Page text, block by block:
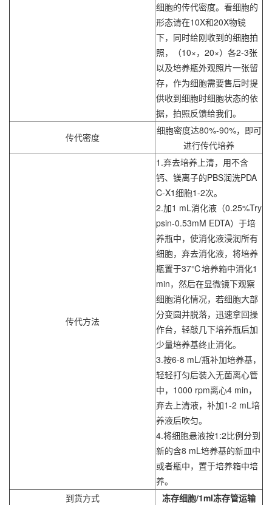
细胞的传代密度。看细胞的
形态请在10X和20X物镜
下，同时给刚收到的细胞拍
照，（10×，20×）各2-3张
以及培养瓶外观照片一张留
存，作为细胞需要售后时提
供收到细胞时细胞状态的依
据，拍照反馈给我们。
传代密度
细胞密度达80%-90%，即可
进行传代培养
传代方法
1.弃去培养上清，用不含
钙、镁离子的PBS润洗PDA
C-X1细胞1-2次。
2.加1 mL消化液（0.25%Try
psin-0.53mM EDTA）于培
养瓶中，使消化液浸润所有
细胞，弃去消化液，将培养
瓶置于37℃培养箱中消化1
min，然后在显微镜下观察
细胞消化情况，若细胞大部
分变圆并脱落，迅速拿回操
作台，轻敲几下培养瓶后加
少量培养基终止消化。
3.按6-8 mL/瓶补加培养基，
轻轻打匀后装入无菌离心管
中，1000 rpm离心4 min，
弃去上清液，补加1-2 mL培
养液后吹匀。
4.将细胞悬液按1:2比例分到
新的含8 mL培养基的新皿中
或者瓶中，置于培养箱中培
养。
到货方式
冻存细胞/1ml冻存管运输